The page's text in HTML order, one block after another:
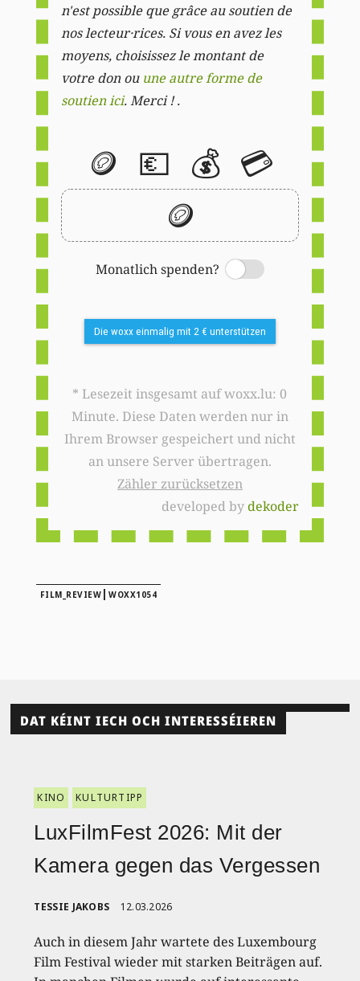
n'est possible que grâce au soutien de
nos lecteur·rices. Si vous en avez les
moyens, choisissez le montant de
votre don ou une autre forme de
soutien ici. Merci ! .
🪙 💶 💰 💳
🪙
Monatlich spenden?
Switch
Die woxx einmalig mit 2 € unterstützen
* Lesezeit insgesamt auf woxx.lu: 0
Minute. Diese Daten werden nur in
Ihrem Browser gespeichert und nicht
an unsere Server übertragen.
Zähler zurücksetzen
developed bydekoder
FILM_REVIEW |WOXX1054
DAT KÉINT IECH OCH INTERESSÉIEREN
KINO KULTURTIPP
LuxFilmFest 2026: Mit der
Kamera gegen das Vergessen
TESSIE JAKOBS 12.03.2026
Auch in diesem Jahr wartete des Luxembourg
Film Festival wieder mit starken Beiträgen auf.